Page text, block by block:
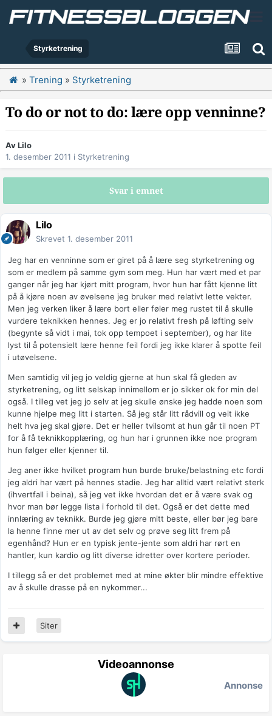
Styrketrening
» Trening » Styrketrening
To do or not to do: lære opp venninne?
AvLilo
1. desember 2011 i Styrketrening
Svar i emnet
Lilo
Skrevet 1. desember 2011
Jeg har en venninne som er giret på å lære seg styrketrening og
som er medlem på samme gym som meg. Hun har vært med et par
ganger når jeg har kjørt mitt program, hvor hun har fått kjenne litt
på å kjøre noen av øvelsene jeg bruker med relativt lette vekter.
Men jeg verken liker å lære bort eller føler meg rustet til å skulle
vurdere teknikken hennes. Jeg er jo relativt fresh på løfting selv
(begynte så vidt i mai, tok opp tempoet i september), og har lite
lyst til å potensielt lære henne feil fordi jeg ikke klarer å spotte feil
i utøvelsene.
Men samtidig vil jeg jo veldig gjerne at hun skal få gleden av
styrketrening, og litt selskap innimellom er jo sikker ok for min del
også. I tilleg vet jeg jo selv at jeg skulle ønske jeg hadde noen som
kunne hjelpe meg litt i starten. Så jeg står litt rådvill og veit ikke
helt hva jeg skal gjøre. Det er heller tvilsomt at hun går til noen PT
for å få teknikkopplæring, og hun har i grunnen ikke noe program
hun følger eller kjenner til.
Jeg aner ikke hvilket program hun burde bruke/belastning etc fordi
jeg aldri har vært på hennes stadie. Jeg har alltid vært relativt sterk
(ihvertfall i beina), så jeg vet ikke hvordan det er å være svak og
hvor man bør legge lista i forhold til det. Også er det dette med
innlæring av teknikk. Burde jeg gjøre mitt beste, eller bør jeg bare
la henne finne mer ut av det selv og prøve seg litt frem på
egenhånd? Hun er en typisk jente-jente som aldri har rørt en
hantler, kun kardio og litt diverse idretter over kortere perioder.
I tillegg så er det problemet med at mine økter blir mindre effektive
av å skulle drasse på en nykommer...
Siter
Videoannonse
Annonse